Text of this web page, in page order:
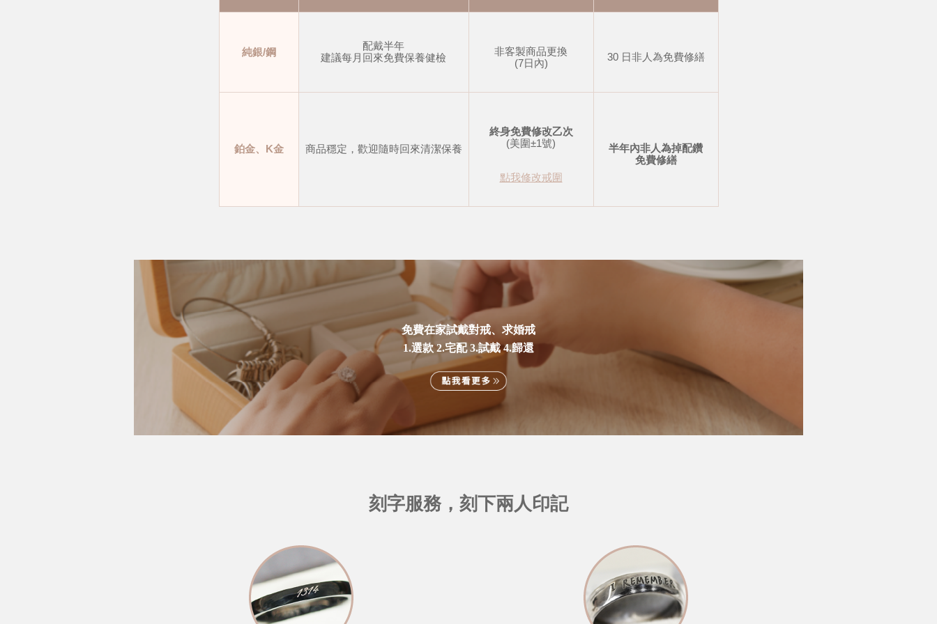
純銀/鋼
配戴半年
建議每月回來免費保養健檢
非客製商品更換
(7日內)
30 日非人為免費修繕
鉑金、K金 商品穩定，歡迎隨時回來清潔保養
終身免費修改乙次
(美圍±1號)
點我修改戒圍
半年內非人為掉配鑽
免費修繕
免費在家試戴對戒、求婚戒
1.選款 2.宅配 3.試戴 4.歸還
刻字服務，刻下兩人印記